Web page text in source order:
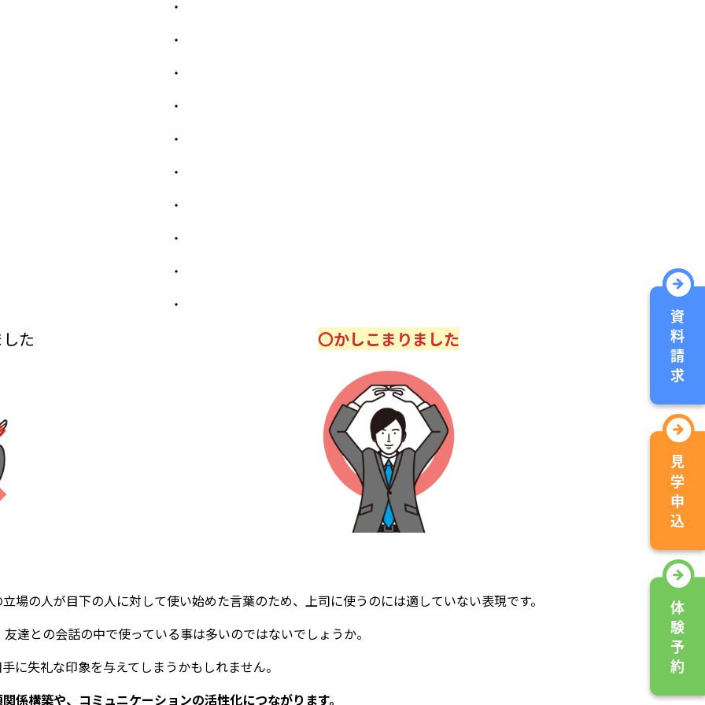
・
・
・
・
・
・
・
・
・
・
た 〇かしこまりました
場の人が目下の人に対して使い始めた言葉のため、上司に使うのには適していない表現です。
達との会話の中で使っている事は多いのではないでしょうか。
に失礼な印象を与えてしまうかもしれません。
係構築や、コミュニケーションの活性化につながります。